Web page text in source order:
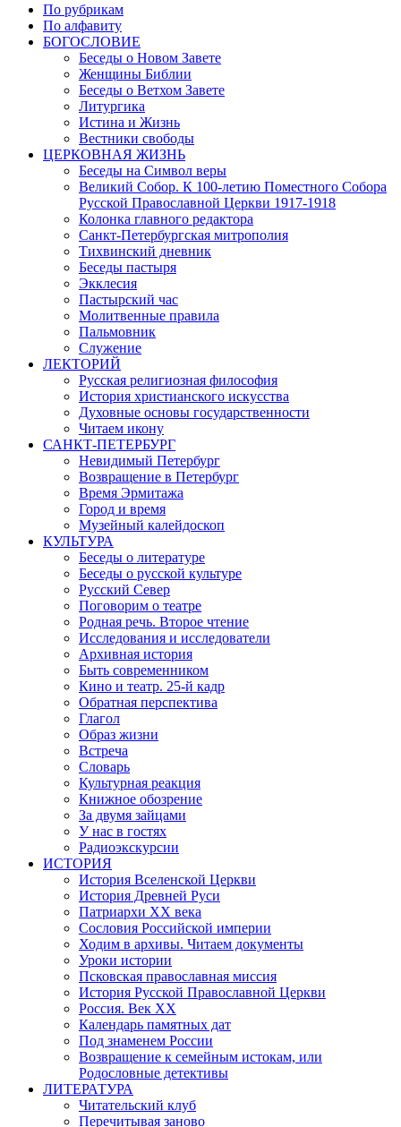
По рубрикам
По алфавиту
БОГОСЛОВИЕ
Беседы о Новом Завете
Женщины Библии
Беседы о Ветхом Завете
Литургика
Истина и Жизнь
Вестники свободы
ЦЕРКОВНАЯ ЖИЗНЬ
Беседы на Символ веры
Великий Собор. К 100-летию Поместного Собора
Русской Православной Церкви 1917-1918
Колонка главного редактора
Санкт-Петербургская митрополия
Тихвинский дневник
Беседы пастыря
Экклесия
Пастырский час
Молитвенные правила
Пальмовник
Служение
ЛЕКТОРИЙ
Русская религиозная философия
История христианского искусства
Духовные основы государственности
Читаем икону
САНКТ-ПЕТЕРБУРГ
Невидимый Петербург
Возвращение в Петербург
Время Эрмитажа
Город и время
Музейный калейдоскоп
КУЛЬТУРА
Беседы о литературе
Беседы о русской культуре
Русский Север
Поговорим о театре
Родная речь. Второе чтение
Исследования и исследователи
Архивная история
Быть современником
Кино и театр. 25-й кадр
Обратная перспектива
Глагол
Образ жизни
Встреча
Словарь
Культурная реакция
Книжное обозрение
За двумя зайцами
У нас в гостях
Радиоэкскурсии
ИСТОРИЯ
История Вселенской Церкви
История Древней Руси
Патриархи XX века
Сословия Российской империи
Ходим в архивы. Читаем документы
Уроки истории
Псковская православная миссия
История Русской Православной Церкви
Россия. Век ХХ
Календарь памятных дат
Под знаменем России
Возвращение к семейным истокам, или
Родословные детективы
ЛИТЕРАТУРА
Читательский клуб
Перечитывая заново